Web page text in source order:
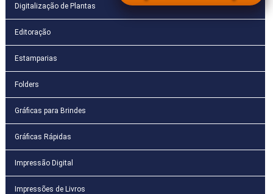
Digitalização de Plantas
Editoração
Estamparias
Folders
Gráficas para Brindes
Gráficas Rápidas
Impressão Digital
Impressões de Livros